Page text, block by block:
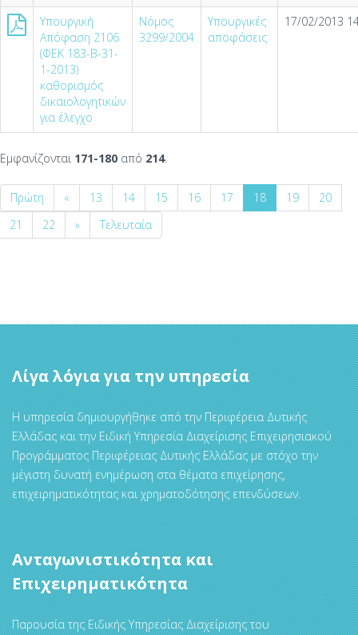
Υπουργική
Απόφαση 2106
(ΦΕΚ 183-Β-31-
1-2013)
καθορισμός
δικαιολογητικών
για έλεγχο
Νόμος
3299/2004
Υπουργικές
αποφάσεις
17/02/2013
Εμφανίζονται 171-180 από 214.
Πρώτη « 13 14 15 16 17 18 19
20
21
22 » Τελευταία
Λίγα λόγια για την υπηρεσία
Η υπηρεσία δημιουργήθηκε από την Περιφέρεια Δυτικής
Ελλάδας και την Ειδική Υπηρεσία Διαχείρισης Επιχειρησιακού
Προγράμματος Περιφέρειας Δυτικής Ελλάδας με στόχο την
μέγιστη δυνατή ενημέρωση στα θέματα επιχείρησης,
επιχειρηματικότητας και χρηματοδότησης επενδύσεων.
Ανταγωνιστικότητα και
Επιχειρηματικότητα
Παρουσία της Ειδικής Υπηρεσίας Διαχείρισης του